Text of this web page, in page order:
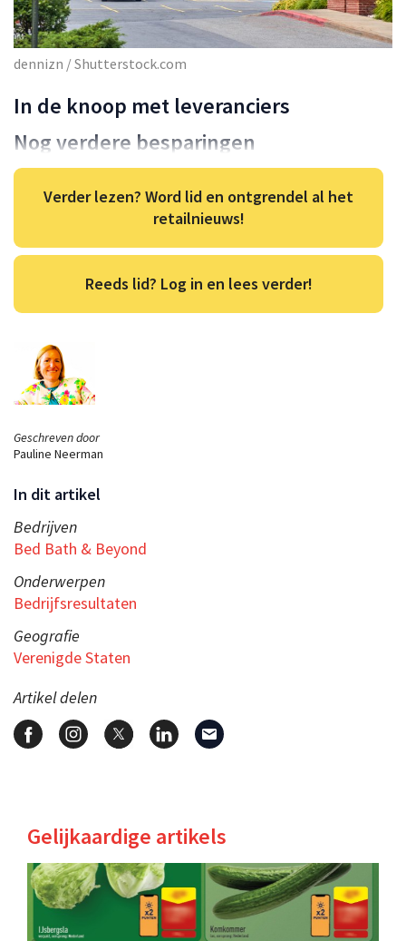
Geschreven door
Pauline Neerman
In dit artikel
Bedrijven
Bed Bath & Beyond
Onderwerpen
Bedrijfsresultaten
Geografie
Verenigde Staten
Artikel delen
dennizn / Shutterstock.com
In de knoop met leveranciers
Nog verdere besparingen
Verder lezen? Word lid en ontgrendel al het
retailnieuws!
Reeds lid? Log in en lees verder!
Gelijkaardige artikels